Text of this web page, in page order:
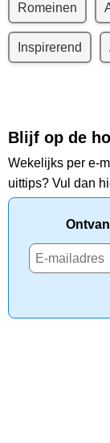
Romeinen
Inspirerend
Blijf op de
Wekelijks per e-
uittips? Vul dan